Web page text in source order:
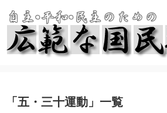
「 五・三十運動 」 一覧